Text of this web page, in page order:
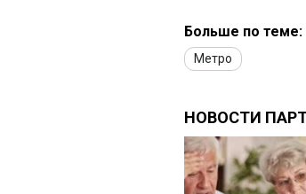
Больше по теме:
Метро